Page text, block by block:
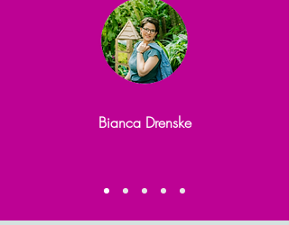
Bianca Drenske